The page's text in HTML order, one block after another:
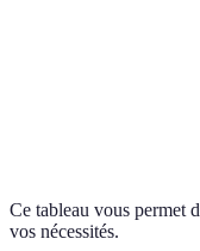
Ce tableau vous permet
vos nécessités.